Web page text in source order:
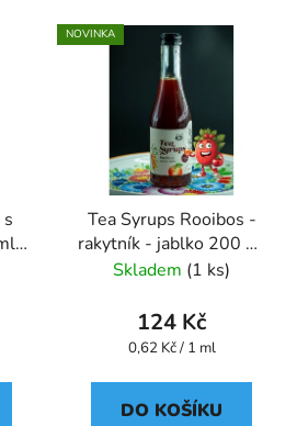
-
NOVINKA
Tea Syrups Rooibos -
rakytník - jablko 200 ml
- Oxalis
Skladem (1 ks)
124 Kč
Měrná
0,62 Kč / 1 ml
DO KOŠÍKU